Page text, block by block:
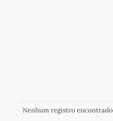
Nenhum registro encontrado